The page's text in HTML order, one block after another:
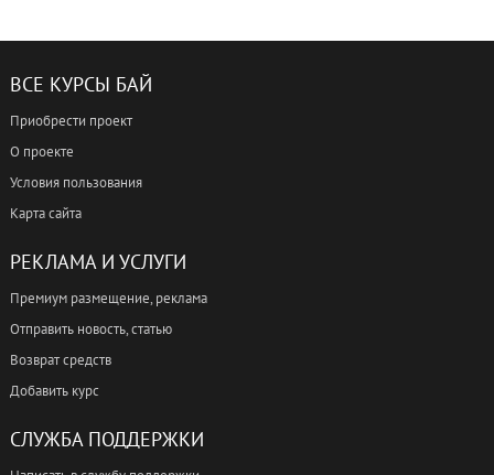
ВСЕ КУРСЫ БАЙ
Приобрести проект
О проекте
Условия пользования
Карта сайта
РЕКЛАМА И УСЛУГИ
Премиум размещение, реклама
Отправить новость, статью
Возврат средств
Добавить курс
СЛУЖБА ПОДДЕРЖКИ